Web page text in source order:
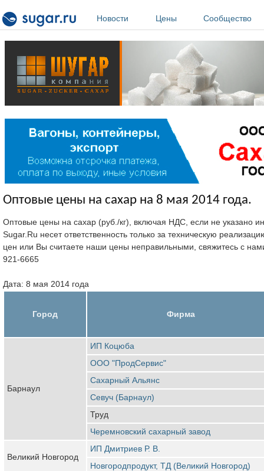
Новости
Цены Сообщество
Оптовые цены на сахар на 8 мая 2014 года.
Оптовые цены на сахар (руб./кг), включая НДС, если не указано
Sugar.Ru несет ответственность только за техническую
цен или Вы считаете наши цены неправильными, свяжитесь с
921-6665
Дата: 8 мая 2014 года
Город Фирма
Барнаул
ИП Коцюба
ООО "ПродСервис"
Сахарный Альянс
Севуч (Барнаул)
Труд
Черемновский сахарный завод
Великий Новгород
ИП Дмитриев Р. В.
Новгородпродукт, ТД (Великий Новгород)